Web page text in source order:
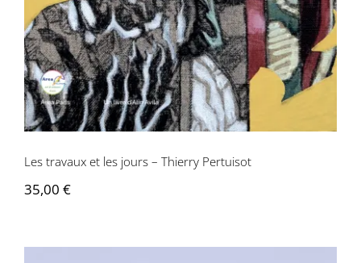
Les travaux et les jours – Thierry Pertuisot
35,00 €